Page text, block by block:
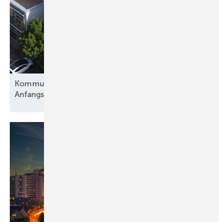
K ommunale Sonnenwende ohne
Anfangsinvestition